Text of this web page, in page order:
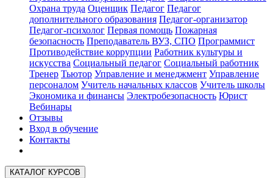
Охрана труда Оценщик Педагог Педагог
дополнительного образования Педагог-организатор
Педагог-психолог Первая помощь Пожарная
безопасность Преподаватель ВУЗ, СПО Программист
Противодействие коррупции Работник культуры и
искусства Социальный педагог Социальный работник
Тренер Тьютор Управление и менеджмент Управление
персоналом Учитель начальных классов Учитель школы
Экономика и финансы Электробезопасность Юрист
Вебинары
Отзывы
Вход в обучение
Контакты
КАТАЛОГ КУРСОВ